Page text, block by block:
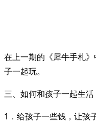
在上一期的《犀牛手札
子一起玩。
三、如何和孩子一起生活
1．给孩子一些钱，让孩